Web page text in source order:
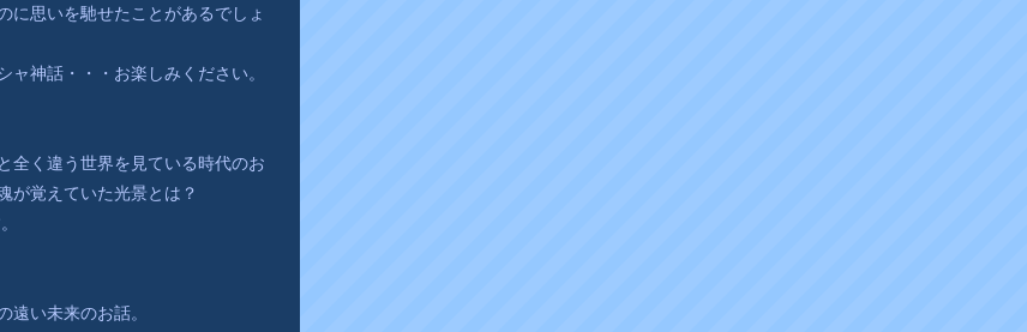
に思いを馳せたことがあるでしょ
ャ神話・・・お楽しみください。
全く違う世界を見ている時代のお
が覚えていた光景とは？
遠い未来のお話。